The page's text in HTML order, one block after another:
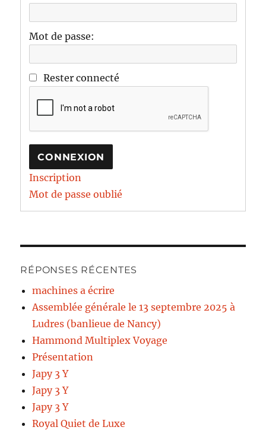
Mot de passe:
Rester connecté
CONNEXION
Inscription
Mot de passe oublié
RÉPONSES RÉCENTES
machines a écrire
Assemblée générale le 13 septembre 2025 à
Ludres (banlieue de Nancy)
Hammond Multiplex Voyage
Présentation
Japy 3 Y
Japy 3 Y
Japy 3 Y
Royal Quiet de Luxe